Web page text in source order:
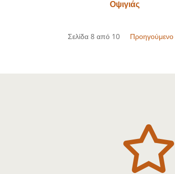
Οψιγιάς
Σελίδα 8 από 10 Προηγούμενο
